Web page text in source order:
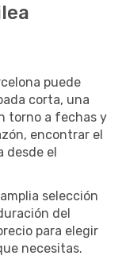
puede
corta, una
torno a fechas y
encontrar el
desde el
selección
del
para elegir
necesitas.